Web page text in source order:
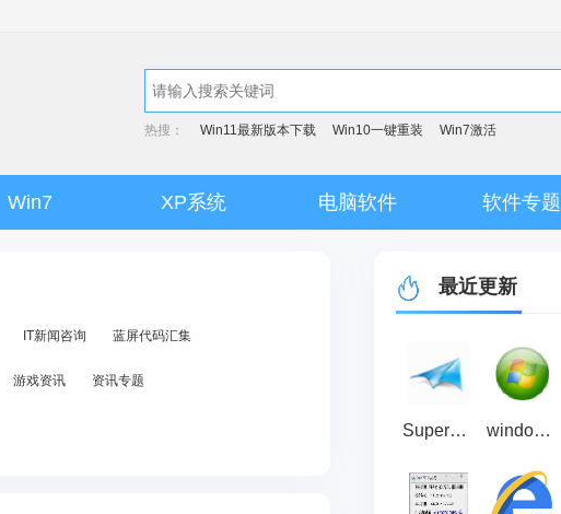
热搜： Win11最新版本下载 Win10一键重装 Win7激活
Win7 XP系统 电脑软件 软件专题
IT新闻咨询 蓝屏代码汇集
游戏资讯 资讯专题
最近更新
SuperOem7 V2（win7激活工具） windows loader(win8激活工具) v2.5 绿色版